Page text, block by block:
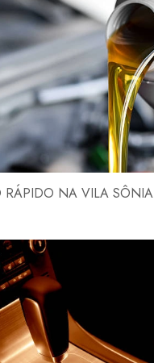
RÁPIDO NA VILA SÔNIA